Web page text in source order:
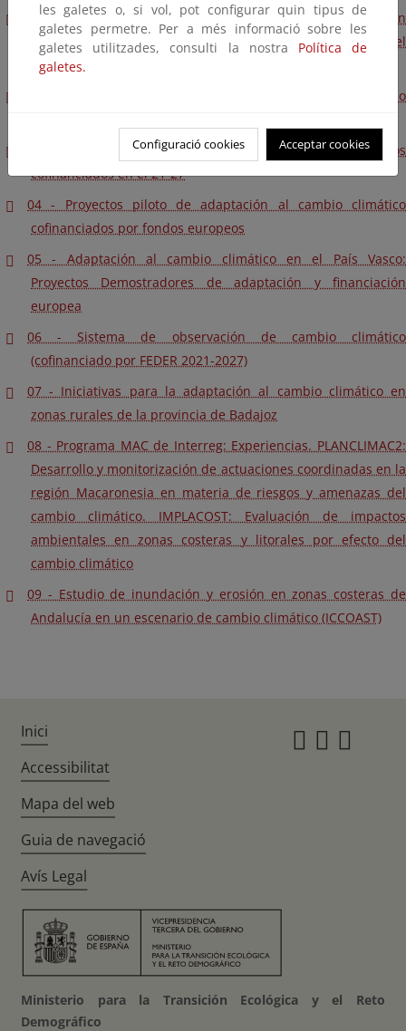
01 - Panorama actual y evaluación de riesgos climáticos en
España. (ERICC – Evaluación de Riesgos e Impactos del
Cambio Climático)
02 - La política canaria en materia de adaptación al cambio
03 - La inclusión de la prueba climática en los proyectos
cofinanciados en el 21-27
04 - Proyectos piloto de adaptación al cambio climático
cofinanciados por fondos europeos
05 - Adaptación al cambio climático en el País Vasco:
Proyectos Demostradores de adaptación y financiación
europea
06 - Sistema de observación de cambio climático
(cofinanciado por FEDER 2021-2027)
07 - Iniciativas para la adaptación al cambio climático en
zonas rurales de la provincia de Badajoz
08 - Programa MAC de Interreg: Experiencias. PLANCLIMAC2:
Desarrollo y monitorización de actuaciones coordinadas en la
región Macaronesia en materia de riesgos y amenazas del
cambio climático. IMPLACOST: Evaluación de impactos
ambientales en zonas costeras y litorales por efecto del
cambio climático
09 - Estudio de inundación y erosión en zonas costeras de
Andalucía en un escenario de cambio climático (ICCOAST)
les galetes o, si vol, pot configurar quin tipus de
galetes permetre. Per a més informació sobre les
galetes utilitzades, consulti la nostra Política de
galetes.
Configuració cookies Acceptar cookies
Inici
Accessibilitat
Mapa del web
Guia de navegació
Avís Legal
Ministerio para la Transición Ecológica y el Reto
Demográfico